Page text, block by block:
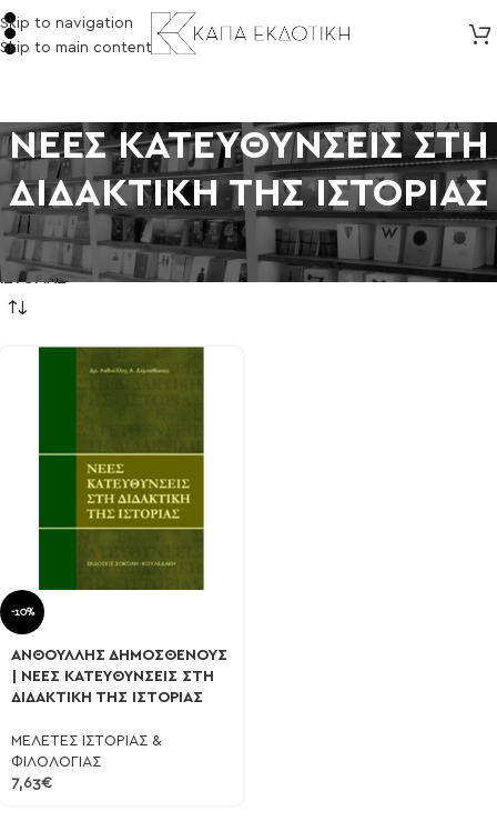
Skip to navigation
Skip to main content
ΝΕΕΣ ΚΑΤΕΥΘΥΝΣΕΙΣ ΣΤΗ
ΔΙΔΑΚΤΙΚΗ ΤΗΣ ΙΣΤΟΡΙΑΣ
Αρχική σελίδα
/
Προϊόντα με ετικέτα “ΝΕΕΣ ΚΑΤΕΥΘΥΝΣΕΙΣ ΣΤΗ ΔΙΔΑΚΤΙΚΗ ΤΗΣ
ΙΣΤΟΡΙΑΣ”
-10%
ΑΝΘΟΥΛΛΗΣ ΔΗΜΟΣΘΕΝΟΥΣ
| ΝΕΕΣ ΚΑΤΕΥΘΥΝΣΕΙΣ ΣΤΗ
ΔΙΔΑΚΤΙΚΗ ΤΗΣ ΙΣΤΟΡΙΑΣ
ΜΕΛΕΤΕΣ ΙΣΤΟΡΙΑΣ &
ΦΙΛΟΛΟΓΙΑΣ
7,63€